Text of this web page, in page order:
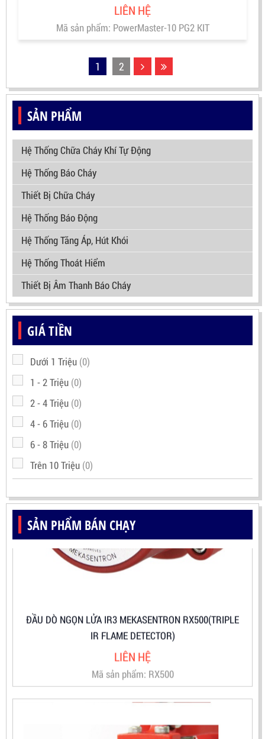
SẢN PHẨM
Hệ Thống Chữa Cháy Khí Tự Động
Hệ Thống Báo Cháy
Thiết Bị Chữa Cháy
Hệ Thống Báo Động
Hệ Thống Tăng Áp, Hút Khói
Hệ Thống Thoát Hiểm
Thiết Bị Âm Thanh Báo Cháy
GIÁ TIỀN
Dưới 1 Triệu (0)
1 - 2 Triệu (0)
2 - 4 Triệu (0)
4 - 6 Triệu (0)
6 - 8 Triệu (0)
Trên 10 Triệu (0)
SẢN PHẨM BÁN CHẠY
LIÊN HỆ
Mã sản phẩm: RX500
LIÊN HỆ
Mã sản phẩm: PowerMaster-10 PG2 KIT
1 2